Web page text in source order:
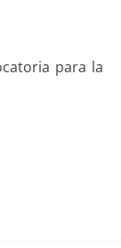
para la